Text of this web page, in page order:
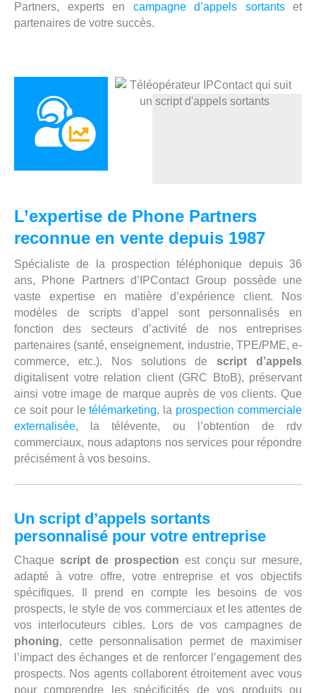
Partners, experts en campagne d’appels sortantset
partenaires de votre succès.
L’expertise de Phone Partners
reconnue en vente depuis 1987
Spécialiste de la prospection téléphonique depuis 36
ans, Phone Partners d’IPContact Group possède une
vaste expertise en matière d’expérience client. Nos
modèles de scripts d’appel sont personnalisés en
fonction des secteurs d’activité de nos entreprises
partenaires (santé, enseignement, industrie, TPE/PME, e-
commerce, etc.). Nos solutions descript d’appels
digitalisent votre relation client (GRC BtoB), préservant
ainsi votre image de marque auprès de vos clients. Que
ce soit pour letélémarketing, la prospection commerciale
externalisée, la télévente, ou l’obtention de rdv
commerciaux, nous adaptons nos services pour répondre
précisément à vos besoins.
Un script d’appels sortants
personnalisé pour votre entreprise
Chaque script de prospection est conçu sur mesure,
adapté à votre offre, votre entreprise et vos objectifs
spécifiques. Il prend en compte les besoins de vos
prospects, le style de vos commerciaux et les attentes de
vos interlocuteurs cibles. Lors de vos campagnes de
phoning, cette personnalisation permet de maximiser
l’impact des échanges et de renforcer l’engagement des
prospects. Nos agents collaborent étroitement avec vous
pour comprendre les spécificités de vos produits ou